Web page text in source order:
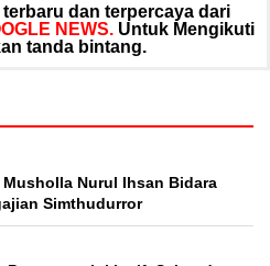
dan terpercaya dari
NEWS. Untuk Mengikuti
tanda bintang.
Nurul Ihsan Bidara
Simthudurror